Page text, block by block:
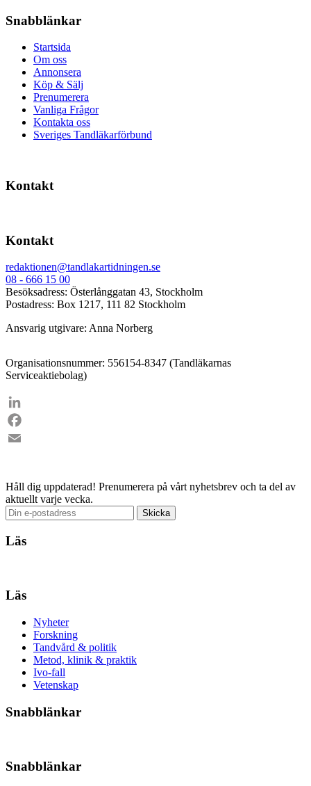
Snabblänkar
Startsida
Om oss
Annonsera
Köp & Sälj
Prenumerera
Vanliga Frågor
Kontakta oss
Sveriges Tandläkarförbund
Kontakt
Kontakt
redaktionen@tandlakartidningen.se
08 - 666 15 00
Besöksadress: Österlånggatan 43, Stockholm
Postadress: Box 1217, 111 82 Stockholm
Ansvarig utgivare: Anna Norberg
Organisationsnummer: 556154-8347 (Tandläkarnas
Serviceaktiebolag)
LinkedIn
Facebook
Håll dig uppdaterad! Prenumerera på vårt nyhetsbrev och ta del av
aktuellt varje vecka.
Läs
Läs
Nyheter
Forskning
Tandvård & politik
Metod, klinik & praktik
Ivo-fall
Vetenskap
Snabblänkar
Snabblänkar